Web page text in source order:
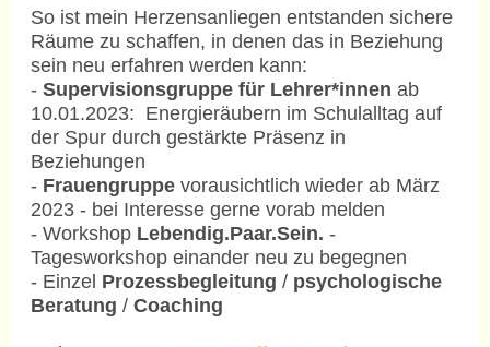
So ist mein Herzensanliegen entstanden sichere
Räume zu schaffen, in denen das in Beziehung
sein neu erfahren werden kann:
- Supervisionsgruppe für Lehrer*innen ab
10.01.2023: Energieräubern im Schulalltag auf
der Spur durch gestärkte Präsenz in
Beziehungen
- Frauengruppe vorausichtlich wieder ab März
2023 - bei Interesse gerne vorab melden
- Workshop Lebendig.Paar.Sein. -
Tagesworkshop einander neu zu begegnen
- Einzel Prozessbegleitung / psychologische
Beratung / Coaching